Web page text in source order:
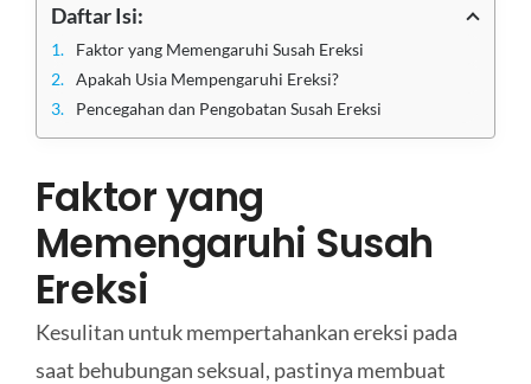
Daftar Isi:
Faktor yang Memengaruhi Susah Ereksi
Apakah Usia Mempengaruhi Ereksi?
Pencegahan dan Pengobatan Susah Ereksi
Faktor yang
Memengaruhi Susah
Ereksi
Kesulitan untuk mempertahankan ereksi pada
saat behubungan seksual, pastinya membuat